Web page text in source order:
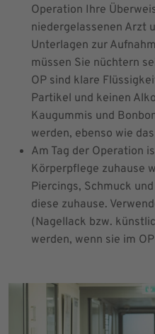
Operation Ihre
niedergelassenen Arzt
Unterlagen zur
müssen Sie nüchtern
OP sind klare
Partikel und keinen
Kaugummis und
werden, ebenso wie
Am Tag der Operation
Körperpflege zuhause
Piercings, Schmuck
diese zuhause.
(Nagellack bzw.
werden, wenn sie im